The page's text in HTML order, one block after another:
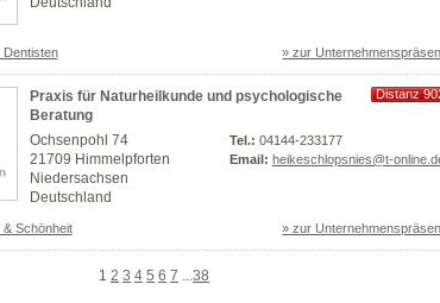
» zur
Praxis für Naturheilkunde und psychologische
Beratung
Distanz
Ochsenpohl 74
21709 Himmelpforten
Niedersachsen
Deutschland
Tel.: 04144-233177
Email: heikeschlopsnies@t-
Schönheit » zur
1 2 3 4 5 6 7 38